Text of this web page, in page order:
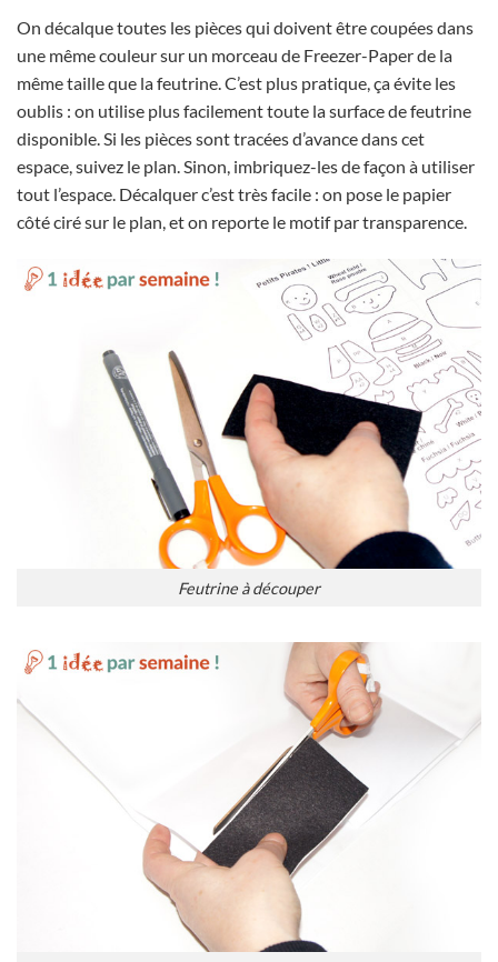
On décalque toutes les pièces qui doivent être coupées dans
une même couleur sur un morceau de Freezer-Paper de la
même taille que la feutrine. C’est plus pratique, ça évite les
oublis : on utilise plus facilement toute la surface de feutrine
disponible. Si les pièces sont tracées d’avance dans cet
espace, suivez le plan. Sinon, imbriquez-les de façon à utiliser
tout l’espace. Décalquer c’est très facile : on pose le papier
côté ciré sur le plan, et on reporte le motif par transparence.
Feutrine à découper